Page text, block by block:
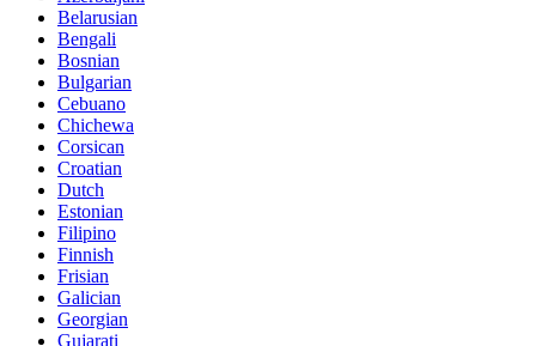
Belarusian
Bengali
Bosnian
Bulgarian
Cebuano
Chichewa
Corsican
Croatian
Dutch
Estonian
Filipino
Finnish
Frisian
Galician
Georgian
Gujarati